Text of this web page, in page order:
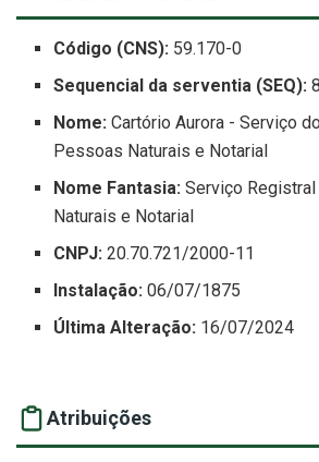
Código (CNS): 59.170-0
Sequencial da serventia (SEQ):
Nome: Cartório Aurora - Serviço
Pessoas Naturais e Notarial
Nome Fantasia: Serviço
Naturais e Notarial
CNPJ: 20.70.721/2000-11
Instalação: 06/07/1875
Última Alteração: 16/07/2024
Atribuições